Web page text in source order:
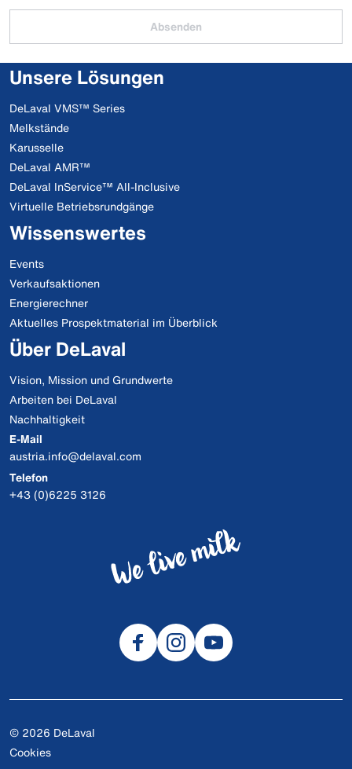
Absenden
Unsere Lösungen
DeLaval VMS™ Series
Melkstände
Karusselle
DeLaval AMR™
DeLaval InService™ All-Inclusive
Virtuelle Betriebsrundgänge
Wissenswertes
Events
Verkaufsaktionen
Energierechner
Aktuelles Prospektmaterial im Überblick
Über DeLaval
Vision, Mission und Grundwerte
Arbeiten bei DeLaval
Nachhaltigkeit
E-Mail
austria.info@delaval.com
Telefon
+43 (0)6225 3126
© 2026 DeLaval
Cookies